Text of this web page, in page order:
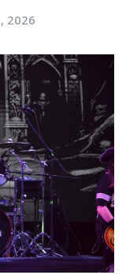
2026